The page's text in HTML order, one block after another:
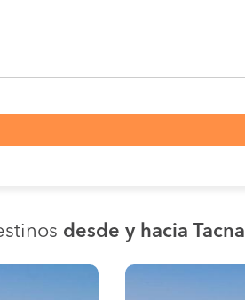
desde y hacia Tacna